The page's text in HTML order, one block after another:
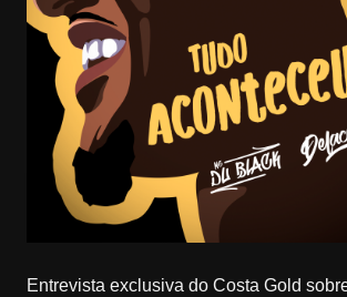
Entrevista exclusiva do Costa Gold